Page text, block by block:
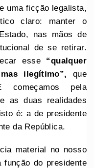
uma ficção legalista,
claro: manter o
nas mãos de
de se retirar.
esse “qualquer
ilegítimo”, que
pela
as duas realidades
é: a de presidente
da República.
material no nosso
função do presidente